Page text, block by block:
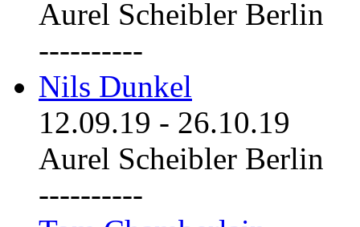
Aurel Scheibler Berlin
----------
Nils Dunkel
12.09.19 - 26.10.19
Aurel Scheibler Berlin
----------